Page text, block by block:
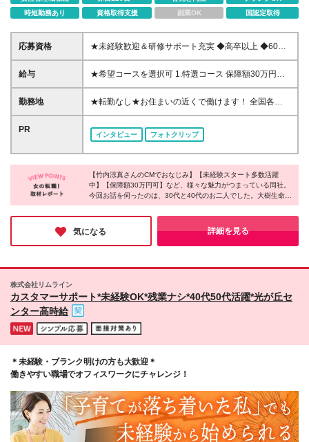
時短勤務あり
資格取得支援 副業OK 国認定取得
応募資格
★未経験歓迎＆研修サポート充実 ◆高卒以上 ◆60歳
未満(定年のため。ただし再雇用制度有) ※国籍不問(当
社規程あり) 【こんな方がご入社しています】 ◆未経
きる職場で働きたい方 ◆将来、結婚・出産をしても
続けられる仕事がしたい方 ◆頑張りはきちんと評価
給与
★希望コースを選択可 1.特選コース 保障額30万円＋
賞与年2回 ※保障額25万円・20万円のコースあり ※当
社規程による所定の要件を満たす場合 ※詳細は面談時
社規程による所定要件を満たす場合 ※詳細は面談時に
動が求められる一方、入社後18ヵ月間は保障給制度が
あり所定要件を満たす場合に入社時に決定された金額
が保障されます ・一般コースは入社当初は基本活動
勤務地
★転勤なし★お住まいの近くで働けます！ 全国各営
業拠点で募集中 ※あなたの希望を考慮します ★リモ
ート営業（商談）あり ▼全国の都道府県に営業拠点
があります！詳細はこちら https://www.taiju-
life.co.jp/lc_recruitment/info/office.htm#sec03 ※上記
リンクは選考プロセスの下の「関連リンク」にある
【全国の都道府県に営業拠点があります！詳細はこち
ら】を クリックしてもご覧いただけます！
*********************************** 2026年度採用支援Ｇ
一括-第1号 大樹生命保険株式会社 〒 105-7190 東京
都港区東新橋1-5-2 汐留シティセンタービル 26階 担
当者 ／ 採用担当 tel ／ 03-6730-5066
PR
インタビュー フォトクリップ
【竹内涼真さんのCMでおなじみ】【未経験スタート多数活躍
中】【保障額30万円可】など、様々な魅力がつまっている同社。
今回お話を伺ったのは、30代と40代のお二人でした。大樹生命さ
んのお仕事は年齢や経験に関係なくできること、むしろ、年齢や
経験を重ねるほど活躍しやすい仕事であることが印象的でした。
「長く働いていきたい」という視点で転職活動をしている方にお
ススメしたい、理想的な環境がありました。
気になる 詳細を見る
株式会社リムライン
カスタマーサポート*未経験OK*残業ナシ*40代50代活躍*光が丘セ
ンター高時給
＊未経験・ブランク明けの方も大歓迎＊
働きやすい職場でオフィスワークにチャレンジ！